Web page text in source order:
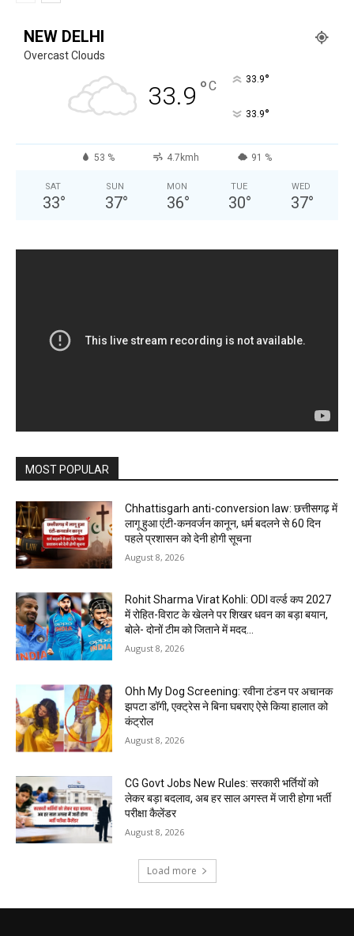
NEW DELHI
Overcast Clouds
33.9 °C 33.9°
33.9°
53 % 4.7kmh 91 %
SAT
33°
SUN
37°
MON
36°
TUE
30°
WED
37°
MOST POPULAR
Chhattisgarh anti-conversion law: छत्तीसगढ़ में
लागू हुआ एंटी-कनवर्जन कानून, धर्म बदलने से 60 दिन
पहले प्रशासन को देनी होगी सूचना
August 8, 2026
Rohit Sharma Virat Kohli: ODI वर्ल्ड कप 2027
में रोहित-विराट के खेलने पर शिखर धवन का बड़ा बयान,
बोले- दोनों टीम को जिताने में मदद...
August 8, 2026
Ohh My Dog Screening: रवीना टंडन पर अचानक
झपटा डॉगी, एक्ट्रेस ने बिना घबराए ऐसे किया हालात को
कंट्रोल
August 8, 2026
CG Govt Jobs New Rules: सरकारी भर्तियों को
लेकर बड़ा बदलाव, अब हर साल अगस्त में जारी होगा भर्ती
परीक्षा कैलेंडर
August 8, 2026
Load more